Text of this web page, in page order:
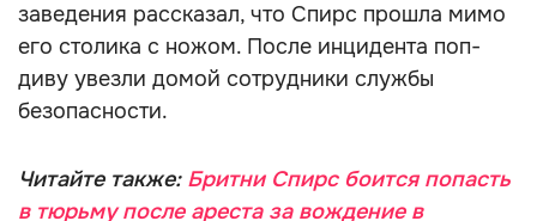
заведения рассказал, что Спирс прошла мимо
его столика с ножом. После инцидента поп-
диву увезли домой сотрудники службы
безопасности.
Читайте также:Бритни Спирс боится попасть
в тюрьму после ареста за вождение в